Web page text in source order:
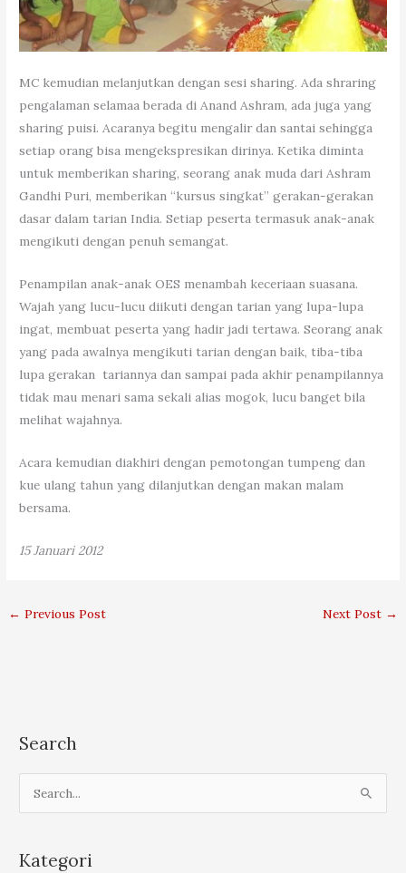
MC kemudian melanjutkan dengan sesi sharing. Ada shraring
pengalaman selamaa berada di Anand Ashram, ada juga yang
sharing puisi. Acaranya begitu mengalir dan santai sehingga
setiap orang bisa mengekspresikan dirinya. Ketika diminta
untuk memberikan sharing, seorang anak muda dari Ashram
Gandhi Puri, memberikan “kursus singkat” gerakan-gerakan
dasar dalam tarian India. Setiap peserta termasuk anak-anak
mengikuti dengan penuh semangat.
Penampilan anak-anak OES menambah keceriaan suasana.
Wajah yang lucu-lucu diikuti dengan tarian yang lupa-lupa
ingat, membuat peserta yang hadir jadi tertawa. Seorang anak
yang pada awalnya mengikuti tarian dengan baik, tiba-tiba
lupa gerakan tariannya dan sampai pada akhir penampilannya
tidak mau menari sama sekali alias mogok, lucu banget bila
melihat wajahnya.
Acara kemudian diakhiri dengan pemotongan tumpeng dan
kue ulang tahun yang dilanjutkan dengan makan malam
bersama.
15 Januari 2012
← Previous Post Next Post →
Search
e
r
Kategori